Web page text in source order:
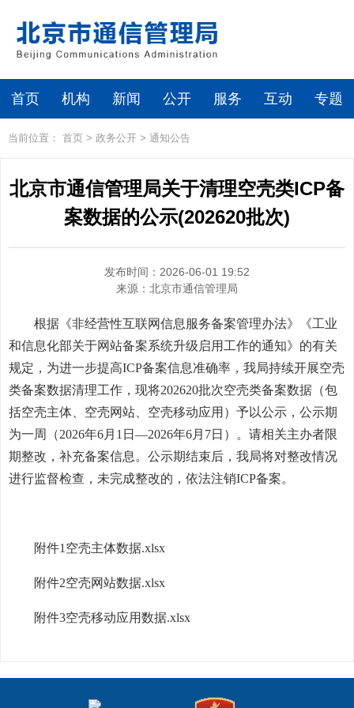
首页 机构 新闻 公开 服务 互动 专题
当前位置： 首页 > 政务公开 > 通知公告
北京市通信管理局关于清理空壳类ICP备
案数据的公示(202620批次)
发布时间：2026-06-01 19:52
来源： 北京市通信管理局
根据《非经营性互联网信息服务备案管理办法》《工业
和信息化部关于网站备案系统升级启用工作的通知》的有关
规定，为进一步提高ICP备案信息准确率，我局持续开展空壳
类备案数据清理工作，现将202620批次空壳类备案数据（包
括空壳主体、空壳网站、空壳移动应用）予以公示，公示期
为一周（2026年6月1日—2026年6月7日）。请相关主办者限
期整改，补充备案信息。公示期结束后，我局将对整改情况
进行监督检查，未完成整改的，依法注销ICP备案。
附件1空壳主体数据.xlsx
附件2空壳网站数据.xlsx
附件3空壳移动应用数据.xlsx